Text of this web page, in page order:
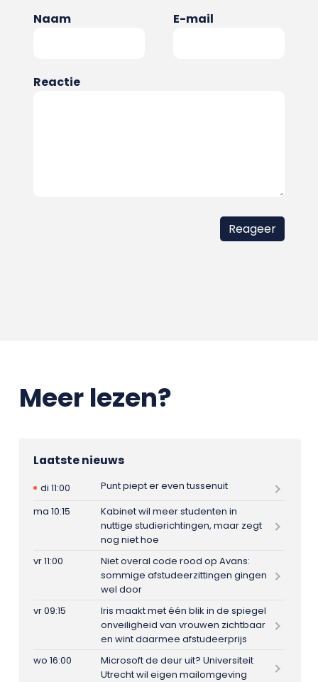
Naam E-mail
Reactie
Meer lezen?
Laatste nieuws
di 11:00
Punt piept er even tussenuit
ma 10:15
Kabinet wil meer studenten in
nuttige studierichtingen, maar zegt
nog niet hoe
vr 11:00
Niet overal code rood op Avans:
sommige afstudeerzittingen gingen
wel door
vr 09:15
Iris maakt met één blik in de spiegel
onveiligheid van vrouwen zichtbaar
en wint daarmee afstudeerprijs
wo 16:00
Microsoft de deur uit? Universiteit
Utrecht wil eigen mailomgeving